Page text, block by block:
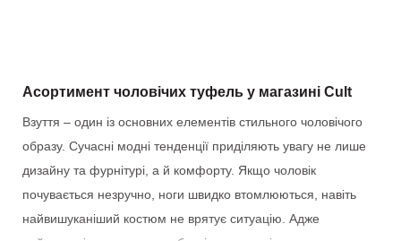
Асортимент чоловічих туфель у магазині Cult
Взуття – один із основних елементів стильного чоловічого
образу. Сучасні модні тенденції приділяють увагу не лише
дизайну та фурнітурі, а й комфорту. Якщо чоловік
почувається незручно, ноги швидко втомлюються, навіть
найвишуканіший костюм не врятує ситуацію. Адже